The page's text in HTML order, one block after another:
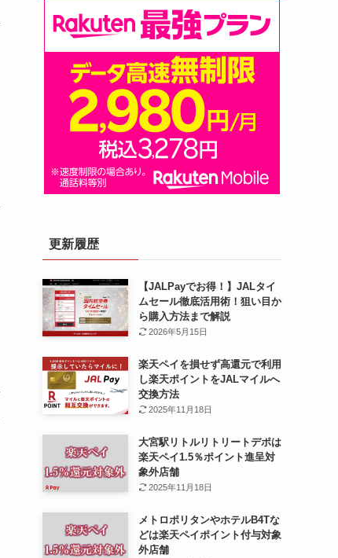
更新履歴
【JALPayでお得！】JALタイ
ムセール徹底活用術！狙い目か
ら購入方法まで解説
2026年5月15日
楽天ペイを損せず高還元で利用
し楽天ポイントをJALマイルへ
交換方法
2025年11月18日
大宮駅リトルリトリートデポは
楽天ペイ1.5％ポイント進呈対
象外店舗
2025年11月18日
メトロポリタンやホテルB4Tな
どは楽天ペイポイント付与対象
外店舗